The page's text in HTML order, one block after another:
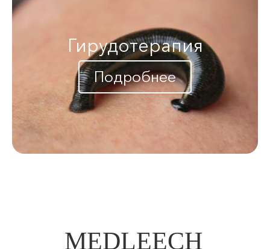
Гирудотерапия
Подробнее
MEDLEECH